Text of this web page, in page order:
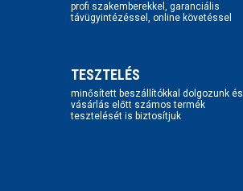
profi szakemberekkel, garanciális
távügyintézéssel, online követéssel
TESZTELÉS
minősített beszállítókkal dolgozunk és
vásárlás előtt számos termék
tesztelését is biztosítjuk